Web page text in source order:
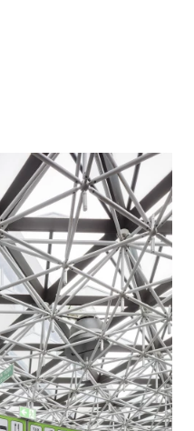
credit
photos existant
marcus bredt
images projet vizé